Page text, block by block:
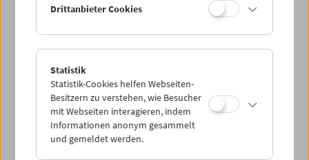
Drittanbieter Cookies
Statistik
Statistik-Cookies helfen Webseiten-
Besitzern zu verstehen, wie Besucher
mit Webseiten interagieren, indem
Informationen anonym gesammelt
und gemeldet werden.